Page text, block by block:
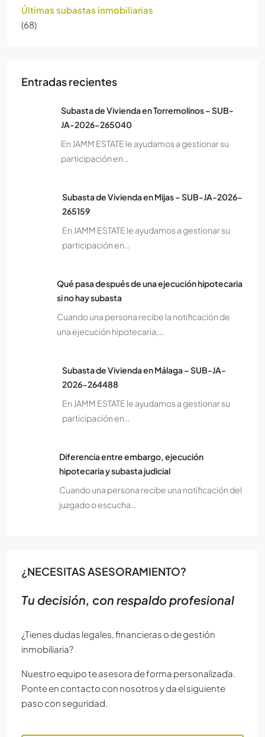
Últimas subastas inmobiliarias
(68)
Entradas recientes
Subasta de Vivienda en Torremolinos – SUB-
JA-2026-265040
En JAMM ESTATE le ayudamos a gestionar su
participación en…
Subasta de Vivienda en Mijas – SUB-JA-2026-
265159
En JAMM ESTATE le ayudamos a gestionar su
participación en…
Qué pasa después de una ejecución hipotecaria
si no hay subasta
Cuando una persona recibe la notificación de
una ejecución hipotecaria,…
Subasta de Vivienda en Málaga – SUB-JA-
2026-264488
En JAMM ESTATE le ayudamos a gestionar su
participación en…
Diferencia entre embargo, ejecución
hipotecaria y subasta judicial
Cuando una persona recibe una notificación del
juzgado o escucha…
¿NECESITAS ASESORAMIENTO?
Tu decisión, con respaldo profesional
¿Tienes dudas legales, financieras o de gestión
inmobiliaria?
Nuestro equipo te asesora de forma personalizada.
Ponte en contacto con nosotros y da el siguiente
paso con seguridad.